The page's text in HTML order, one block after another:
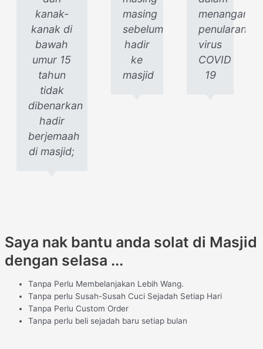
kanak-
kanak di
bawah
umur 15
tahun
tidak
dibenarkan
hadir
berjemaah
di masjid;
masing
sebelum
hadir
ke
masjid
menangani
penularan
virus
COVID
19
Saya nak bantu anda solat di Masjid
dengan selasa ...
Tanpa Perlu Membelanjakan Lebih Wang.
Tanpa perlu Susah-Susah Cuci Sejadah Setiap Hari
Tanpa Perlu Custom Order
Tanpa perlu beli sejadah baru setiap bulan